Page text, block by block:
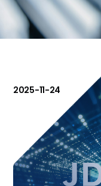
2025-11-24